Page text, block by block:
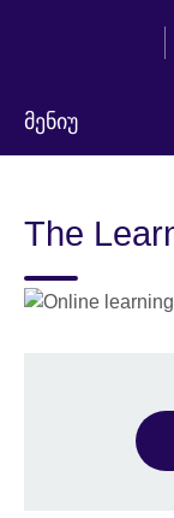
მენიუ
The